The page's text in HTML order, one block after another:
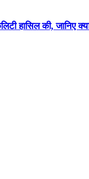
हासिल की, जानिए
बार फिर से चंद्रमा के